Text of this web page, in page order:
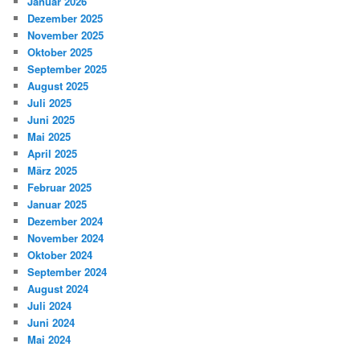
Dezember 2025
November 2025
Oktober 2025
September 2025
August 2025
Juli 2025
Juni 2025
Mai 2025
April 2025
März 2025
Februar 2025
Januar 2025
Dezember 2024
November 2024
Oktober 2024
September 2024
August 2024
Juli 2024
Juni 2024
Mai 2024